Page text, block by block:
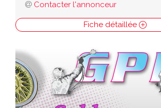
Contacter l'annonceur
Fiche détaillée